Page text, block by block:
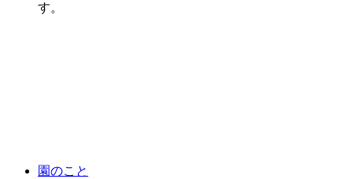
す。
園のこと